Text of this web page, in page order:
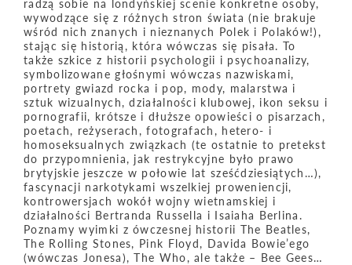
radzą sobie na londyńskiej scenie konkretne osoby,
wywodzące się z różnych stron świata (nie brakuje
wśród nich znanych i nieznanych Polek i Polaków!),
stając się historią, która wówczas się pisała. To
także szkice z historii psychologii i psychoanalizy,
symbolizowane głośnymi wówczas nazwiskami,
portrety gwiazd rocka i pop, mody, malarstwa i
sztuk wizualnych, działalności klubowej, ikon seksu i
pornografii, krótsze i dłuższe opowieści o pisarzach,
poetach, reżyserach, fotografach, hetero- i
homoseksualnych związkach (te ostatnie to pretekst
do przypomnienia, jak restrykcyjne było prawo
brytyjskie jeszcze w połowie lat sześćdziesiątych…),
fascynacji narkotykami wszelkiej proweniencji,
kontrowersjach wokół wojny wietnamskiej i
działalności Bertranda Russella i Isaiaha Berlina.
Poznamy wyimki z ówczesnej historii The Beatles,
The Rolling Stones, Pink Floyd, Davida Bowie’ego
(wówczas Jonesa), The Who, ale także – Bee Gees…